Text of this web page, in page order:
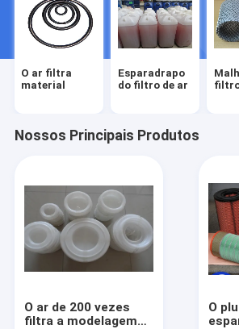
O ar filtra
material
Esparadrapo
do filtro de ar
Nossos Principais Produtos
O ar de 200 vezes
filtra a modelagem
O